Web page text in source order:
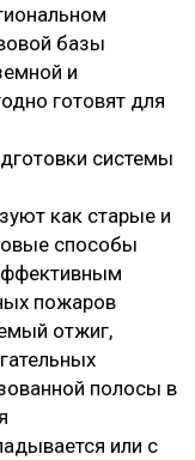
базы
и
готовят для
системы
как старые и
способы
пожаров
отжиг,
полосы в
или с